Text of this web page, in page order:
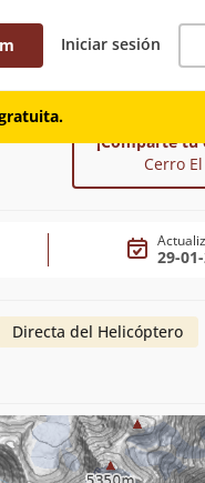
Iniciar sesión
¡Comparte
Cerro
29-
Directa del Helicóptero